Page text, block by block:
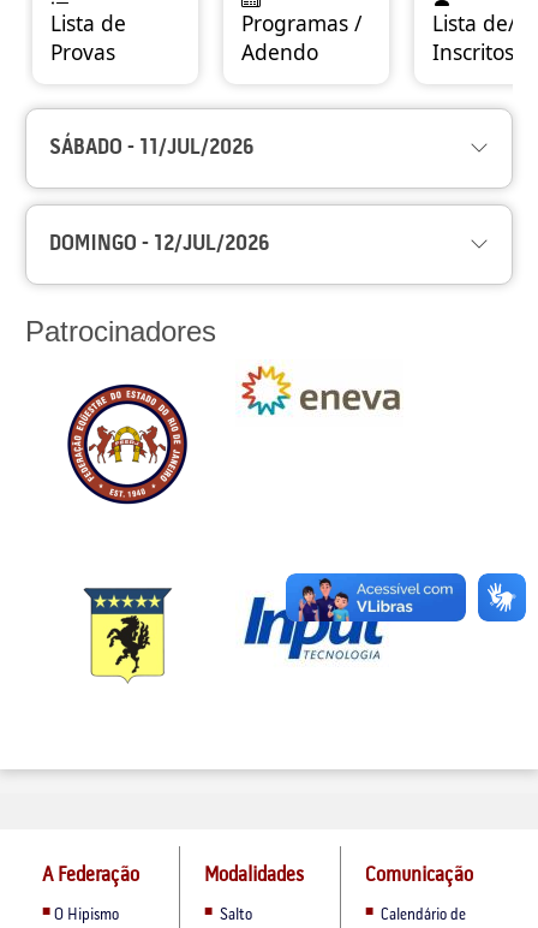
Lista de
Provas
Programas /
Adendo
Lista de/
Inscritos
SÁBADO - 11/JUL/2026
DOMINGO - 12/JUL/2026
Patrocinadores
A Federação
O Hipismo
Modalidades
Salto
Comunicação
Calendário de